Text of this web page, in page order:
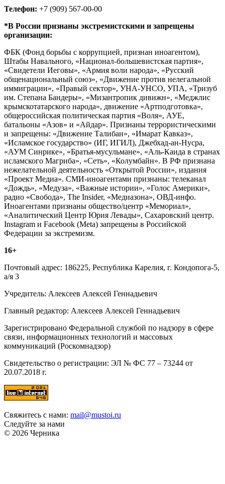
Телефон: +7 (909) 567-00-00
*В России признаны экстремистскими и запрещены
организации:
ФБК (Фонд борьбы с коррупцией, признан иноагентом),
Штабы Навального, «Национал-большевистская партия»,
«Свидетели Иеговы», «Армия воли народа», «Русский
общенациональный союз», «Движение против нелегальной
иммиграции», «Правый сектор», УНА-УНСО, УПА, «Тризуб
им. Степана Бандеры», «Мизантропик дивижн», «Меджлис
крымскотатарского народа», движение «Артподготовка»,
общероссийская политическая партия «Воля», АУЕ,
батальоны «Азов» и «Айдар». Признаны террористическими
и запрещены: «Движение Талибан», «Имарат Кавказ»,
«Исламское государство» (ИГ, ИГИЛ), Джебхад-ан-Нусра,
«АУМ Синрике», «Братья-мусульмане», «Аль-Каида в странах
исламского Магриба», «Сеть», «Колумбайн». В РФ признана
нежелательной деятельность «Открытой России», издания
«Проект Медиа». СМИ-иноагентами признаны: телеканал
«Дождь», «Медуза», «Важные истории», «Голос Америки»,
радио «Свобода», The Insider, «Медиазона», ОВД-инфо.
Иноагентами признаны общество/центр «Мемориал»,
«Аналитический Центр Юрия Левады», Сахаровский центр.
Instagram и Facebook (Metа) запрещены в Российской
Федерации за экстремизм.
16+
Почтовый адрес: 186225, Республика Карелия, г. Кондопога-5,
а/я 3
Учредитель: Алексеев Алексей Геннадьевич
Главный редактор: Алексеев Алексей Геннадьевич
Зарегистрировано Федеральной службой по надзору в сфере
связи, информационных технологий и массовых
коммуникаций (Роскомнадзор)
Свидетельство о регистрации: ЭЛ № ФС 77 – 73244 от
20.07.2018 г.
Свяжитесь с нами: mail@mustoi.ru
Следуйте за нами
© 2026 Черника